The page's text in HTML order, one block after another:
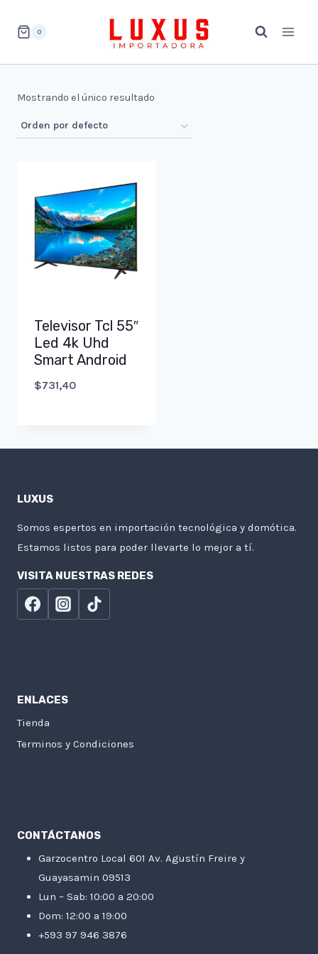
0
Mostrando el único resultado
Televisor Tcl 55″
Led 4k Uhd
Smart Android
$731,40
LUXUS
Somos espertos en importación tecnológica y domótica.
Estamos listos para poder llevarte lo mejor a tí.
VISITA NUESTRAS REDES
ENLACES
Tienda
Terminos y Condiciones
CONTÁCTANOS
Garzocentro Local 601 Av. Agustín Freire y
Guayasamin 09513
Lun – Sab: 10:00 a 20:00
Dom: 12:00 a 19:00
+593 97 946 3876